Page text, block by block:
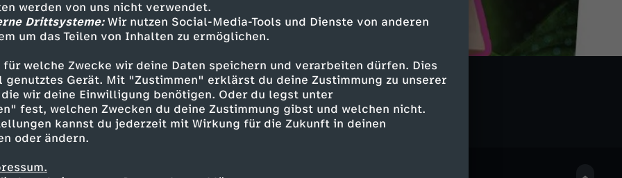
werden von uns nicht verwendet.
Drittsysteme:Wir nutzen Social-Media-Tools und Dienste von anderen
um das Teilen von Inhalten zu ermöglichen.
für welche Zwecke wir deine Daten speichern und verarbeiten dürfen. Dies
Gerät. Mit "Zustimmen" erklärst du deine Zustimmung zu unserer
wir deine Einwilligung benötigen. Oder du legst unter
fest, welchen Zwecken du deine Zustimmung gibst und welchen nicht.
kannst du jederzeit mit Wirkung für die Zukunft in deinen
oder ändern.
entdecken
Talk informativ Vibes - Hugs & Hypes